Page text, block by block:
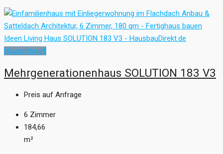
Hausentwurf
Mehrgenerationenhaus SOLUTION 183 V3
Preis auf Anfrage
6 Zimmer
184,66
m²